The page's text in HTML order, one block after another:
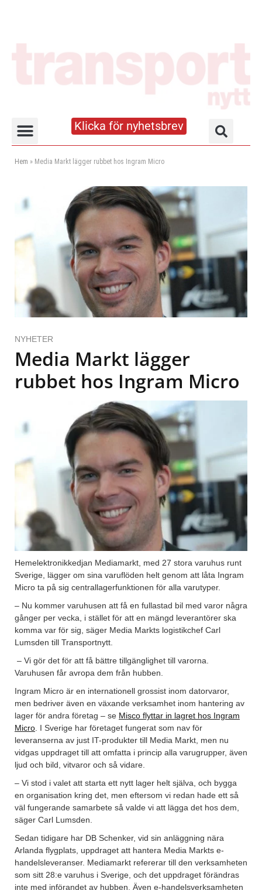
Klicka för nyhetsbrev
Hem » Media Markt lägger rubbet hos Ingram Micro
NYHETER
Media Markt lägger
rubbet hos Ingram Micro
Hemelektronikkedjan Mediamarkt, med 27 stora varuhus runt
Sverige, lägger om sina varuflöden helt genom att låta Ingram
Micro ta på sig centrallagerfunktionen för alla varutyper.
– Nu kommer varuhusen att få en fullastad bil med varor några
gånger per vecka, i stället för att en mängd leverantörer ska
komma var för sig, säger Media Markts logistikchef Carl
Lumsden till Transportnytt.
– Vi gör det för att få bättre tillgänglighet till varorna.
Varuhusen får avropa dem från hubben.
Ingram Micro är en internationell grossist inom datorvaror,
men bedriver även en växande verksamhet inom hantering av
lager för andra företag – se Misco flyttar in lagret hos Ingram
Micro . I Sverige har företaget fungerat som nav för
leveranserna av just IT-produkter till Media Markt, men nu
vidgas uppdraget till att omfatta i princip alla varugrupper, även
ljud och bild, vitvaror och så vidare.
– Vi stod i valet att starta ett nytt lager helt själva, och bygga
en organisation kring det, men eftersom vi redan hade ett så
väl fungerande samarbete så valde vi att lägga det hos dem,
säger Carl Lumsden.
Sedan tidigare har DB Schenker, vid sin anläggning nära
Arlanda flygplats, uppdraget att hantera Media Markts e-
handelsleveranser. Mediamarkt refererar till den verksamheten
som sitt 28:e varuhus i Sverige, och det uppdraget förändras
inte med införandet av hubben. Även e-handelsverksamheten